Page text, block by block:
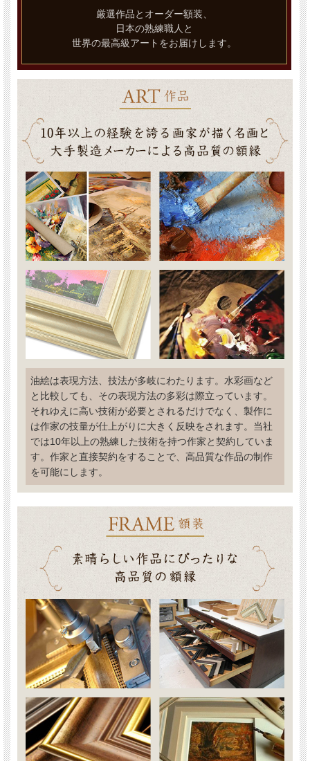
厳選作品とオーダー額装、
日本の熟練職人と
世界の最高級アートをお届けします。
油絵は表現方法、技法が多岐にわたります。水彩画など
と比較しても、その表現方法の多彩は際立っています。
それゆえに高い技術が必要とされるだけでなく、製作に
は作家の技量が仕上がりに大きく反映をされます。当社
では10年以上の熟練した技術を持つ作家と契約していま
す。作家と直接契約をすることで、高品質な作品の制作
を可能にします。